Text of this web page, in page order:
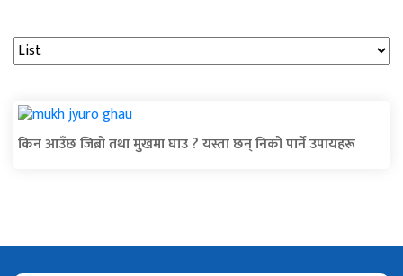
किन आउँछ जिब्रो तथा मुखमा घाउ ? यस्ता छन् निको पार्ने उपायहरू